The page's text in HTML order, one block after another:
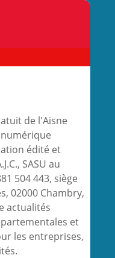
de l'Aisne
édité et
SASU au
504 443, siège
02000 Chambry,
actualités
et
les entreprises,